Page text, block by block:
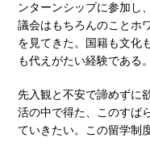
ンターンシップに参加し
議会はもちろんのことホ
を見てきた。国籍も文化
も代えがたい経験である。
先入観と不安で諦めずに
活の中で得た、このすば
ていきたい。この留学制